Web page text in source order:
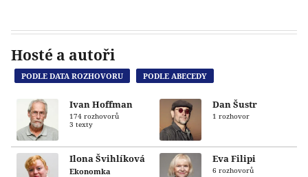
Hosté a autoři
PODLE DATA ROZHOVORU PODLE ABECEDY
Ivan Hoffman
174 rozhovorů
3 texty
Dan Šustr
1 rozhovor
Ilona Švihlíková
Ekonomka
Eva Filipi
6 rozhovorů